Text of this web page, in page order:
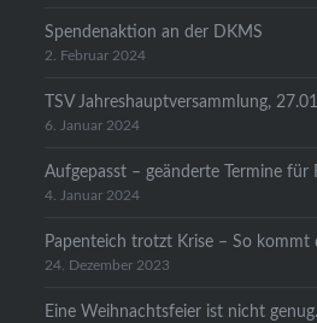
Spendenaktion an der DKMS
2. Februar 2024
TSV Jahreshauptversammlung,
6. Januar 2024
Aufgepasst – geänderte Termine für
4. Januar 2024
Papenteich trotzt Krise – So kommt
24. Dezember 2023
Eine Weihnachtsfeier ist nicht